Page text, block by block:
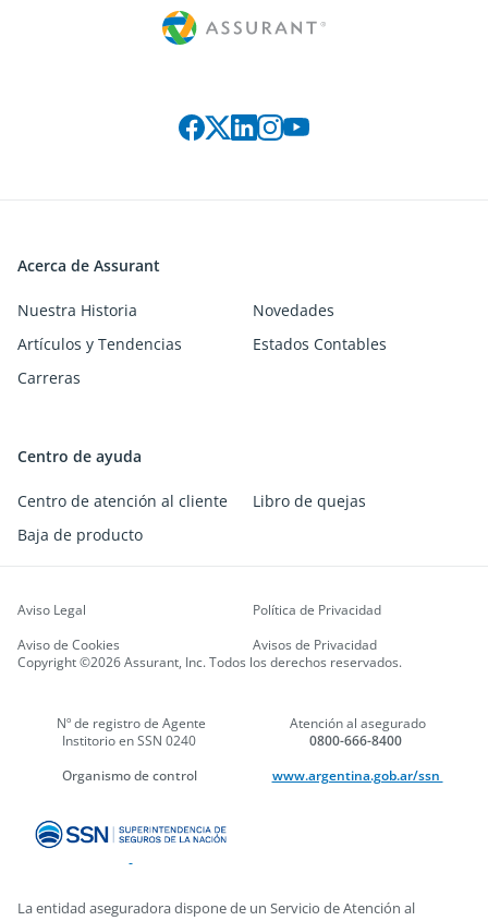
Acerca de Assurant
Nuestra Historia
Novedades
Artículos y Tendencias
Estados Contables
Carreras
Centro de ayuda
Centro de atención al cliente
Libro de quejas
Baja de producto
Copyright ©2026 Assurant, Inc. Todos los derechos reservados.
Aviso Legal
Política de Privacidad
Aviso de Cookies
Avisos de Privacidad
Nº de registro de Agente
Institorio en SSN 0240
Atención al asegurado
0800-666-8400
Organismo de control
www.argentina.gob.ar/ssn
La entidad aseguradora dispone de un Servicio de Atención al